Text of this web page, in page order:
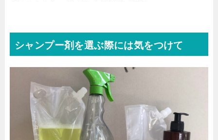
シャンプー剤を選ぶ際には気をつけて